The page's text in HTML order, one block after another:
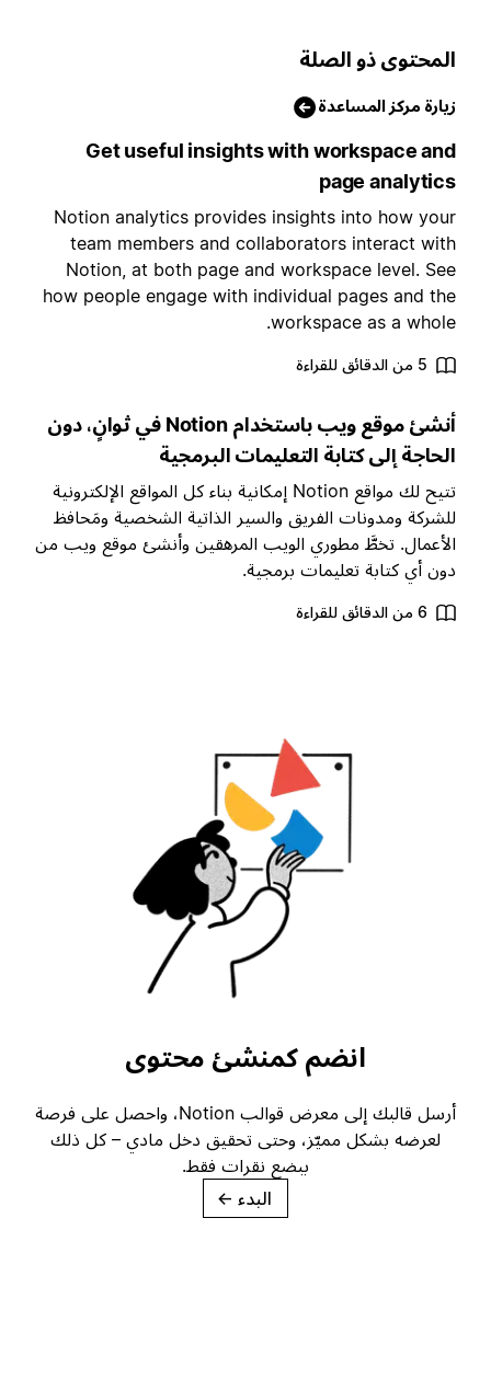
ذو الصلة
مركز المساعدة
Get useful insights with workspace
page
Notion analytics provides insights into how
team members and collaborators interact
Notion, at both page and workspace level.
how people engage with individual pages and
workspace as a
5 من الدقائق للقراءة
أنشئ موقع ويب باستخدام Notion في ثوانٍ، دون
إلى كتابة التعليمات البرمجية
تتيح لك مواقع Notion إمكانية بناء كل المواقع الإلكترونية
ومدونات الفريق والسير الذاتية الشخصية ومَحافظ
تخطَّ مطوري الويب المرهقين وأنشئ موقع ويب من
أي كتابة تعليمات برمجية.
6 من الدقائق للقراءة
انضم كمنشئ محتوى
أرسل قالبك إلى معرض قوالب Notion، واحصل على فرصة
لعرضه بشكل مميّز، وحتى تحقيق دخل مادي – كل ذلك
ببضع نقرات فقط.
→